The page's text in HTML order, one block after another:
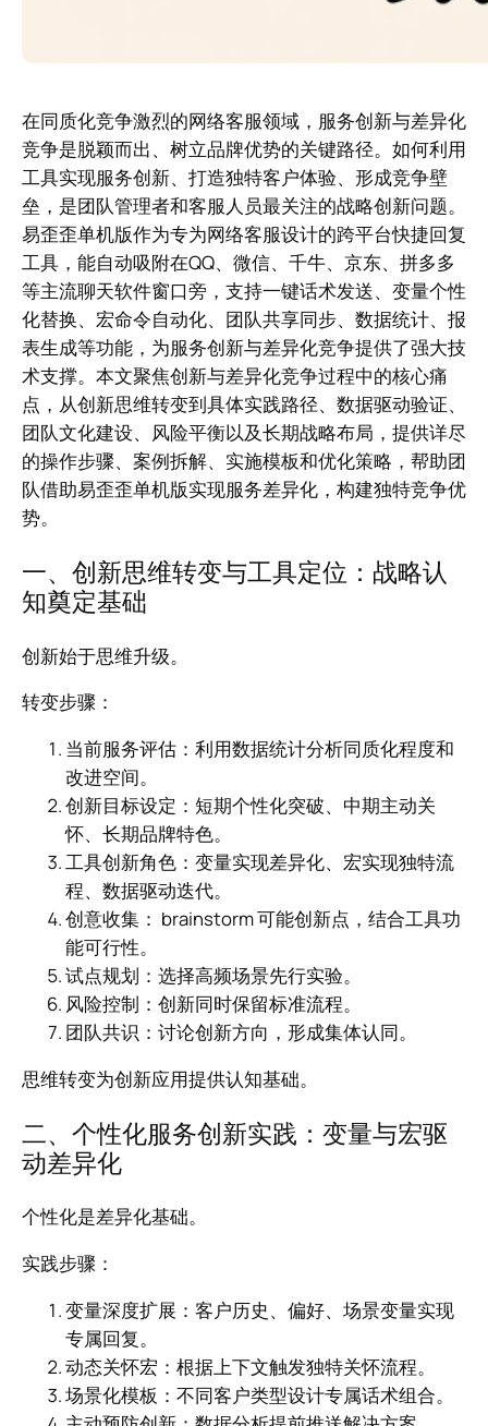
在同质化竞争激烈的网络客服领域，服务创新与差异化
竞争是脱颖而出、树立品牌优势的关键路径。如何利用
工具实现服务创新、打造独特客户体验、形成竞争壁
垒，是团队管理者和客服人员最关注的战略创新问题。
易歪歪单机版作为专为网络客服设计的跨平台快捷回复
工具，能自动吸附在QQ、微信、千牛、京东、拼多多
等主流聊天软件窗口旁，支持一键话术发送、变量个性
化替换、宏命令自动化、团队共享同步、数据统计、报
表生成等功能，为服务创新与差异化竞争提供了强大技
术支撑。本文聚焦创新与差异化竞争过程中的核心痛
点，从创新思维转变到具体实践路径、数据驱动验证、
团队文化建设、风险平衡以及长期战略布局，提供详尽
的操作步骤、案例拆解、实施模板和优化策略，帮助团
队借助易歪歪单机版实现服务差异化，构建独特竞争优
势。
一、创新思维转变与工具定位：战略认
知奠定基础
创新始于思维升级。
转变步骤：
当前服务评估：利用数据统计分析同质化程度和
改进空间。
创新目标设定：短期个性化突破、中期主动关
怀、长期品牌特色。
工具创新角色：变量实现差异化、宏实现独特流
程、数据驱动迭代。
创意收集： brainstorm 可能创新点，结合工具功
能可行性。
试点规划：选择高频场景先行实验。
风险控制：创新同时保留标准流程。
团队共识：讨论创新方向，形成集体认同。
思维转变为创新应用提供认知基础。
二、个性化服务创新实践：变量与宏驱
动差异化
个性化是差异化基础。
实践步骤：
变量深度扩展：客户历史、偏好、场景变量实现
专属回复。
动态关怀宏：根据上下文触发独特关怀流程。
场景化模板：不同客户类型设计专属话术组合。